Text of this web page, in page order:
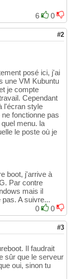
6
0
#2
posé ici, j'ai
une VM Kubuntu
je compte
Cependant
l'écran style
fonctionne pas
menu. la
le poste où je
boot, j'arrive à
Par contre
mais il
A suivre...
0
0
#3
Il faudrait
sûr que le serveur
oui, sinon tu